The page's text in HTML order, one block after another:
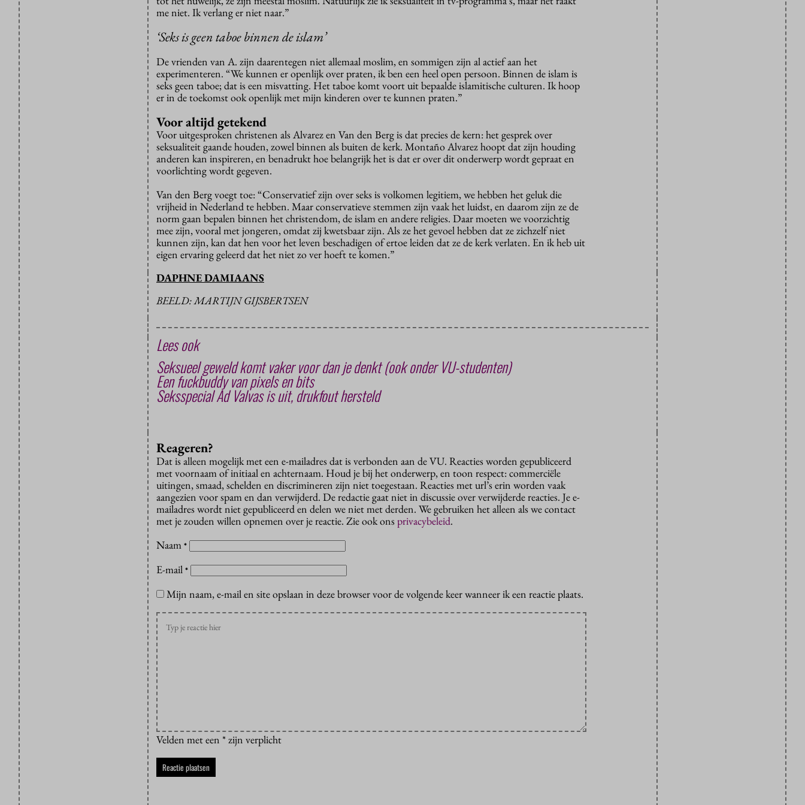
me niet. Ik verlang er niet naar.”
‘Seks is geen taboe binnen de islam’
De vrienden van A. zijn daarentegen niet allemaal moslim, en sommigen zijn al actief aan het
experimenteren. “We kunnen er openlijk over praten, ik ben een heel open persoon. Binnen de islam is
seks geen taboe; dat is een misvatting. Het taboe komt voort uit bepaalde islamitische culturen. Ik hoop
er in de toekomst ook openlijk met mijn kinderen over te kunnen praten.”
Voor altijd getekend
Voor uitgesproken christenen als Alvarez en Van den Berg is dat precies de kern: het gesprek over
seksualiteit gaande houden, zowel binnen als buiten de kerk. Montaño Alvarez hoopt dat zijn houding
anderen kan inspireren, en benadrukt hoe belangrijk het is dat er over dit onderwerp wordt gepraat en
voorlichting wordt gegeven.
Van den Berg voegt toe: “Conservatief zijn over seks is volkomen legitiem, we hebben het geluk die
vrijheid in Nederland te hebben. Maar conservatieve stemmen zijn vaak het luidst, en daarom zijn ze de
norm gaan bepalen binnen het christendom, de islam en andere religies. Daar moeten we voorzichtig
mee zijn, vooral met jongeren, omdat zij kwetsbaar zijn. Als ze het gevoel hebben dat ze zichzelf niet
kunnen zijn, kan dat hen voor het leven beschadigen of ertoe leiden dat ze de kerk verlaten. En ik heb uit
eigen ervaring geleerd dat het niet zo ver hoeft te komen.”
DAPHNE DAMIAANS
BEELD: MARTIJN GIJSBERTSEN
Lees ook
Seksueel geweld komt vaker voor dan je denkt (ook onder VU-studenten)
Een fuckbuddy van pixels en bits
Seksspecial Ad Valvas is uit, drukfout hersteld
Reageren?
Dat is alleen mogelijk met een e-mailadres dat is verbonden aan de VU. Reacties worden gepubliceerd
met voornaam of initiaal en achternaam. Houd je bij het onderwerp, en toon respect: commerciële
uitingen, smaad, schelden en discrimineren zijn niet toegestaan. Reacties met url’s erin worden vaak
aangezien voor spam en dan verwijderd. De redactie gaat niet in discussie over verwijderde reacties. Je e-
mailadres wordt niet gepubliceerd en delen we niet met derden. We gebruiken het alleen als we contact
met je zouden willen opnemen over je reactie. Zie ook onsprivacybeleid.
Naam *
E-mail *
Mijn naam, e-mail en site opslaan in deze browser voor de volgende keer wanneer ik een reactie plaats.
Velden met een * zijn verplicht